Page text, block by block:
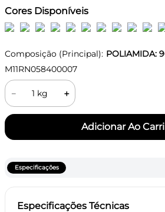
Cores Disponíveis
Composição (Principal): POLIAMIDA:
M11RN058400007
＋
－
Especificações
Especificações Técnicas